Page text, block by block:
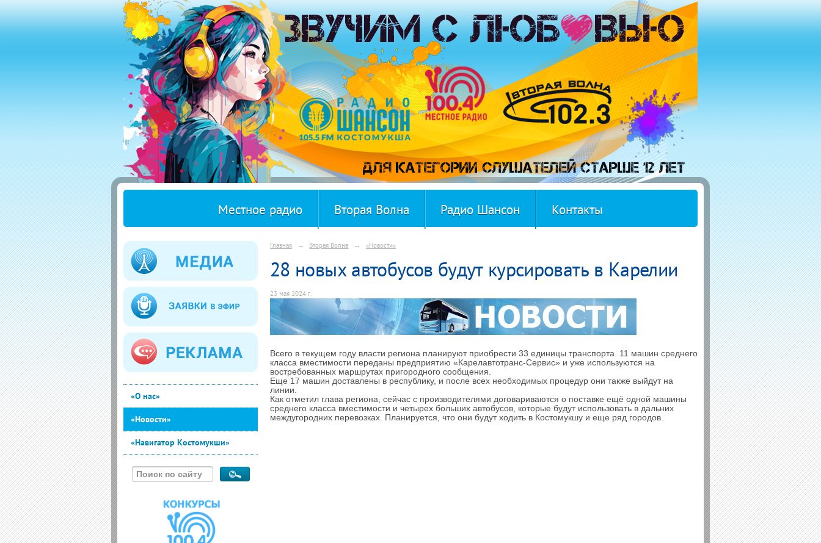
Местное радио Вторая Волна Радио Шансон Контакты
«О нас»
«Новости»
«Навигатор Костомукши»
Главная → Вторая Волна → «Новости»
28 новых автобусов будут курсировать в Карелии
23 мая 2024 г.
Всего в текущем году власти региона планируют приобрести 33 единицы транспорта. 11 машин среднего
класса вместимости переданы предприятию «Карелавтотранс-Сервис» и уже используются на
востребованных маршрутах пригородного сообщения.
Еще 17 машин доставлены в республику, и после всех необходимых процедур они также выйдут на
линии.
Как отметил глава региона, сейчас с производителями договариваются о поставке ещё одной машины
среднего класса вместимости и четырех больших автобусов, которые будут использовать в дальних
междугородних перевозках. Планируется, что они будут ходить в Костомукшу и еще ряд городов.